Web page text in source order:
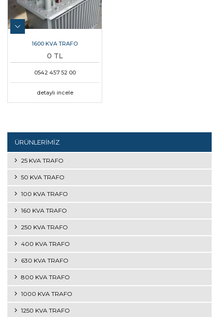
1600 KVA TRAFO
0 TL
0542 457 52 00
detaylı incele
ÜRÜNLERİMİZ
25 KVA TRAFO
50 KVA TRAFO
100 KVA TRAFO
160 KVA TRAFO
250 KVA TRAFO
400 KVA TRAFO
630 KVA TRAFO
800 KVA TRAFO
1000 KVA TRAFO
1250 KVA TRAFO